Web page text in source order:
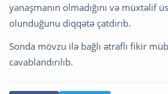
yanaşmanın olmadığını və müxtəlif
olunduğunu diqqətə çatdırıb.
Sonda mövzu ilə bağlı ətraflı fikir
cavablandırılıb.